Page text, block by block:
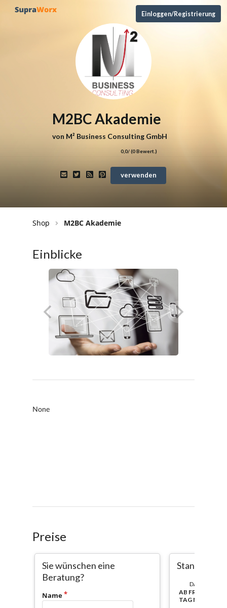
Einloggen/Registrierung
M2BC Akademie
von M² Business Consulting GmbH
0,0/ (0Bewert.)
verwenden
Shop M2BC Akademie
Einblicke
Preise
Sie wünschen eine
Beratung?
Name
Standard
DAUER:
AB
TAG NUTZBAR